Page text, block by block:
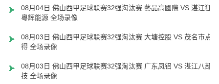
08月04日 佛山西甲足球联赛32强淘汰赛 藝品高國際 VS 湛江狂狼
粵辉能源 全场录像
08月03日 佛山西甲足球联赛32强淘汰赛 大塘控股 VS 茂名市点都
得 全场录像
08月03日 佛山西甲足球联赛32强淘汰赛 广东凤铝 VS 湛江八部科
技 全场录像